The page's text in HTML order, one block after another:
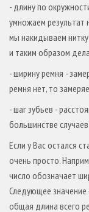
- длину по
умножаем результат
мы накидываем
и таким образом
- ширину ремня -
ремня нет, то
- шаг зубьев -
большинстве
Если у Вас остался
очень просто.
число обозначает
Следующее значение
общая длина всего